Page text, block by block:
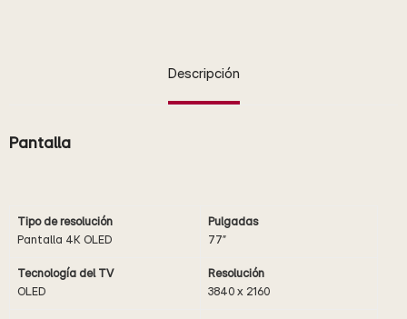
Descripción
Pantalla
Tipo de resolución
Pantalla 4K OLED
Pulgadas
77"
Tecnología del TV
OLED
Resolución
3840 x 2160